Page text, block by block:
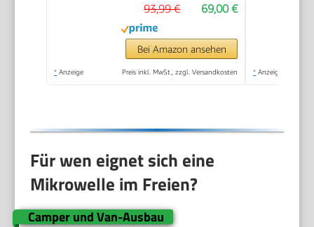
MS20A3010AL/EG69,00 €
93,99 €
Bei Amazon ansehen
* Anzeige Preis inkl. MwSt., zzgl. Versandkosten * Anzeige
Für wen eignet sich eine
Mikrowelle im Freien?
Camper und Van-Ausbau